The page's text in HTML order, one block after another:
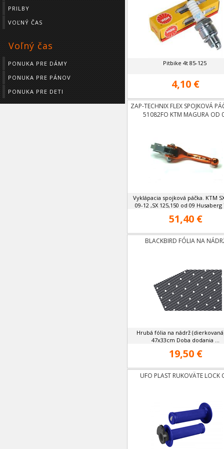
PRILBY
VOĽNÝ ČAS
Voľný čas
PONUKA PRE DÁMY
PONUKA PRE PÁNOV
PONUKA PRE DETI
Pitbike 4t 85-125
4,10 €
ZAP-TECHNIX FLEX SPOJKOVÁ
51082FO KTM MAGURA OD
Vyklápacia spojková páčka. KTM
09-12 ,SX 125,150 od 09 Husaberg
51,40 €
BLACKBIRD FÓLIA NA
Hrubá fólia na nádrž
47x33cm Doba dodania ...
19,50 €
UFO PLAST RUKOVÄTE LOCK